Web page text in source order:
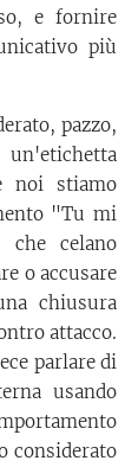
e fornire
più
pazzo,
noi stiamo
"Tu mi
che celano
o accusare
chiusura
attacco.
parlare di
usando
considerato